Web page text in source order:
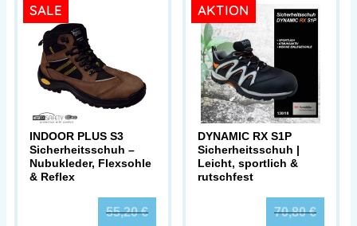
SALE
INDOOR PLUS S3
Sicherheitsschuh –
Nubukleder, Flexsohle
& Reflex
55,20€
AKTION
DYNAMIC RX S1P
Sicherheitsschuh |
Leicht, sportlich &
rutschfest
70,80€